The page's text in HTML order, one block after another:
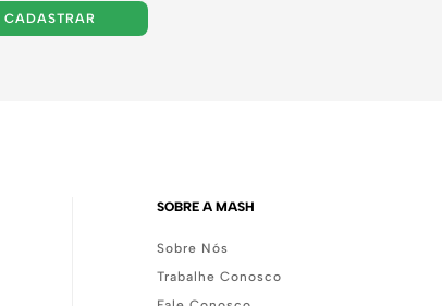
CADASTRAR
SOBRE A MASH
Sobre Nós
Trabalhe Conosco